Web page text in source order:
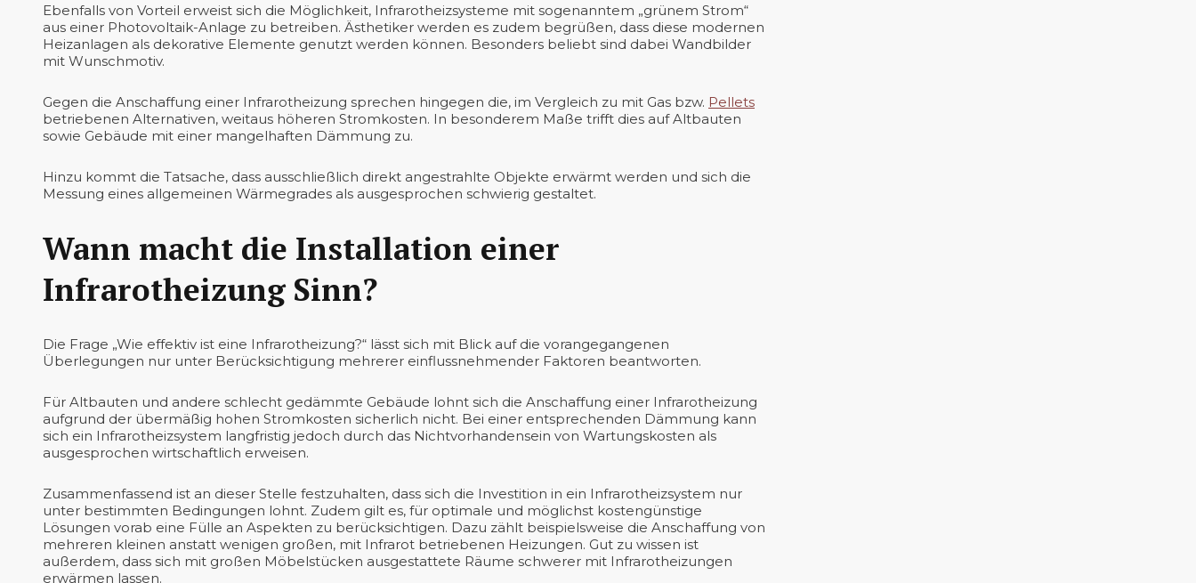
Ebenfalls von Vorteil erweist sich die Möglichkeit, Infrarotheizsysteme mit sogenanntem „grünem Strom“
aus einer Photovoltaik-Anlage zu betreiben. Ästhetiker werden es zudem begrüßen, dass diese modernen
Heizanlagen als dekorative Elemente genutzt werden können. Besonders beliebt sind dabei Wandbilder
mit Wunschmotiv.
Gegen die Anschaffung einer Infrarotheizung sprechen hingegen die, im Vergleich zu mit Gas bzw. Pellets
betriebenen Alternativen, weitaus höheren Stromkosten. In besonderem Maße trifft dies auf Altbauten
sowie Gebäude mit einer mangelhaften Dämmung zu.
Hinzu kommt die Tatsache, dass ausschließlich direkt angestrahlte Objekte erwärmt werden und sich die
Messung eines allgemeinen Wärmegrades als ausgesprochen schwierig gestaltet.
Wann macht die Installation einer
Infrarotheizung Sinn?
Die Frage „Wie effektiv ist eine Infrarotheizung?“ lässt sich mit Blick auf die vorangegangenen
Überlegungen nur unter Berücksichtigung mehrerer einflussnehmender Faktoren beantworten.
Für Altbauten und andere schlecht gedämmte Gebäude lohnt sich die Anschaffung einer Infrarotheizung
aufgrund der übermäßig hohen Stromkosten sicherlich nicht. Bei einer entsprechenden Dämmung kann
sich ein Infrarotheizsystem langfristig jedoch durch das Nichtvorhandensein von Wartungskosten als
ausgesprochen wirtschaftlich erweisen.
Zusammenfassend ist an dieser Stelle festzuhalten, dass sich die Investition in ein Infrarotheizsystem nur
unter bestimmten Bedingungen lohnt. Zudem gilt es, für optimale und möglichst kostengünstige
Lösungen vorab eine Fülle an Aspekten zu berücksichtigen. Dazu zählt beispielsweise die Anschaffung von
mehreren kleinen anstatt wenigen großen, mit Infrarot betriebenen Heizungen. Gut zu wissen ist
außerdem, dass sich mit großen Möbelstücken ausgestattete Räume schwerer mit Infrarotheizungen
erwärmen lassen.